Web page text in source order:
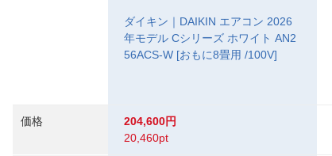
価格
ダイキン｜DAIKIN エアコン 2026
年モデル Cシリーズ ホワイト AN2
56ACS-W [おもに8畳用 /100V]
204,600円
20,460pt